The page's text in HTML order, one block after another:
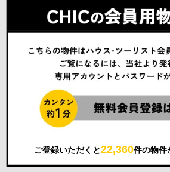
ご登録いただくと22,360件の物件